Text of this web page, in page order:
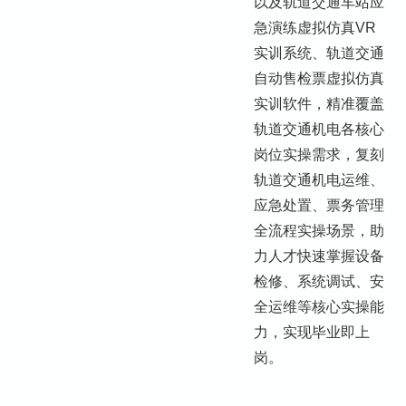
急演练虚拟仿真VR
实训系统、轨道交通
自动售检票虚拟仿真
实训软件，精准覆盖
轨道交通机电各核心
岗位实操需求，复刻
轨道交通机电运维、
应急处置、票务管理
全流程实操场景，助
力人才快速掌握设备
检修、系统调试、安
全运维等核心实操能
力，实现毕业即上
岗。